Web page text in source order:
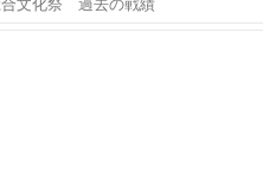
合文化祭 過去の戦績